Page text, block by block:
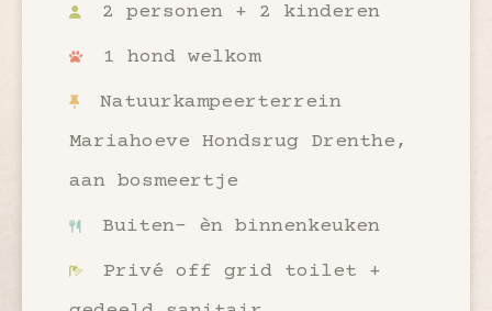
2 personen + 2 kinderen
1 hond welkom
Natuurkampeerterrein
Mariahoeve Hondsrug Drenthe,
aan bosmeertje
Buiten- èn binnenkeuken
Privé off grid toilet +